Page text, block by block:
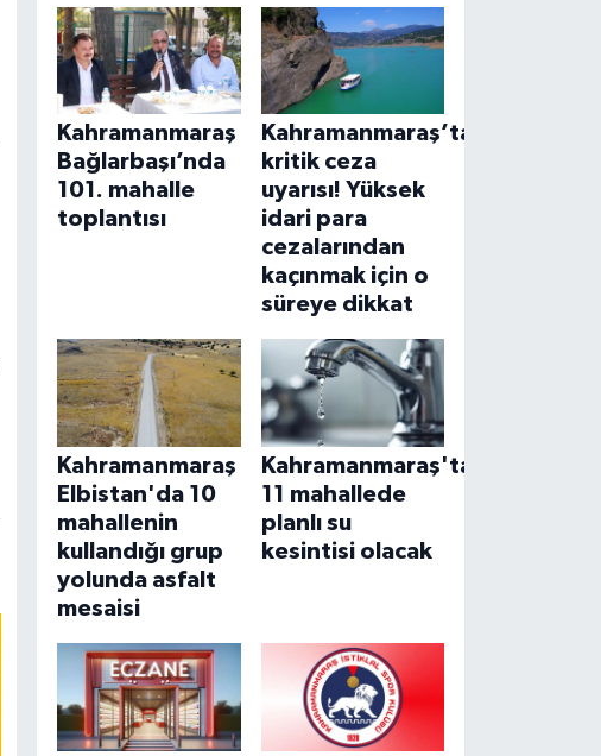
Kahramanmaraş
Bağlarbaşı’nda
101. mahalle
toplantısı
Kahramanmaraş’ta
kritik ceza
uyarısı! Yüksek
idari para
cezalarından
kaçınmak için o
süreye dikkat
Kahramanmaraş
Elbistan'da 10
mahallenin
kullandığı grup
yolunda asfalt
mesaisi
Kahramanmaraş'ta
11 mahallede
planlı su
kesintisi olacak